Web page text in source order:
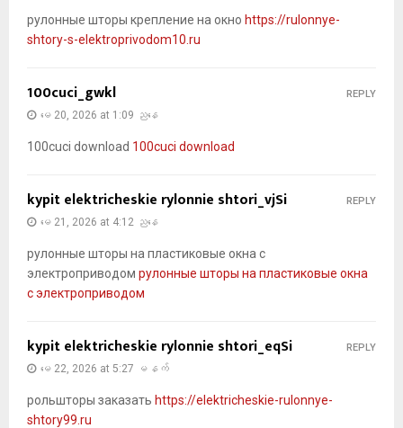
рулонные шторы крепление на окно https://rulonnye-
shtory-s-elektroprivodom10.ru
100cuci_gwkl
မေ 20, 2026 at 1:09 ညနေ
100cuci download 100cuci download
REPLY
kypit elektricheskie rylonnie shtori_vjSi
မေ 21, 2026 at 4:12 ညနေ
рулонные шторы на пластиковые окна с
электроприводом рулонные шторы на пластиковые окна
с электроприводом
REPLY
kypit elektricheskie rylonnie shtori_eqSi
မေ 22, 2026 at 5:27 မနက်
рольшторы заказать https://elektricheskie-rulonnye-
shtory99.ru
REPLY